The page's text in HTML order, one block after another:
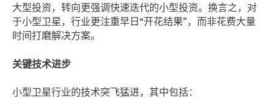
大型投资，转向更强调快速迭代的小型投资。换言之，对
于小型卫星，行业更注重早日“开花结果”，而非花费大量
时间打磨解决方案。
关键技术进步
小型卫星行业的技术突飞猛进，其中包括：